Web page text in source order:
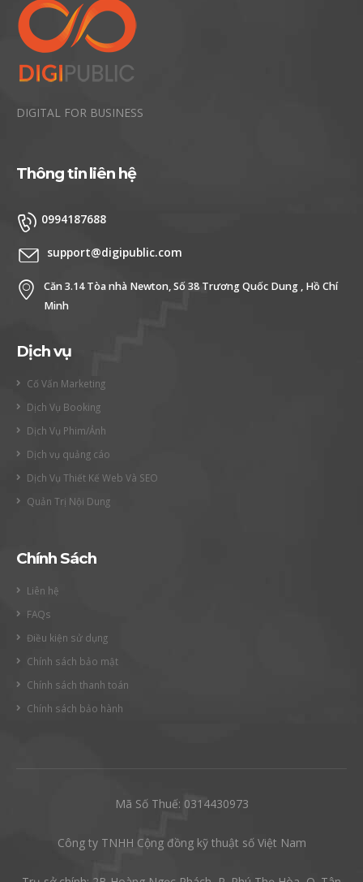
DIGITAL FOR BUSINESS
Thông tin liên hệ
0994187688
support@digipublic.com
Căn 3.14 Tòa nhà Newton, Số 38 Trương Quốc Dung , Hồ Chí
Minh
Dịch vụ
Cố Vấn Marketing
Dịch Vụ Booking
Dịch Vụ Phim/Ảnh
Dịch vụ quảng cáo
Dịch Vụ Thiết Kế Web Và SEO
Quản Trị Nội Dung
Chính Sách
Liên hệ
FAQs
Điều kiện sử dụng
Chính sách bảo mật
Chính sách thanh toán
Chính sách bảo hành
Mã Số Thuế: 0314430973
Công ty TNHH Cộng đồng kỹ thuật số Việt Nam